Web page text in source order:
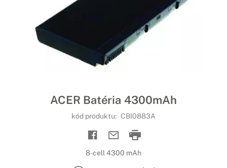
ACER Batéria 4300mAh
kód produktu: CBI0883A
8-cell 4300 mAh